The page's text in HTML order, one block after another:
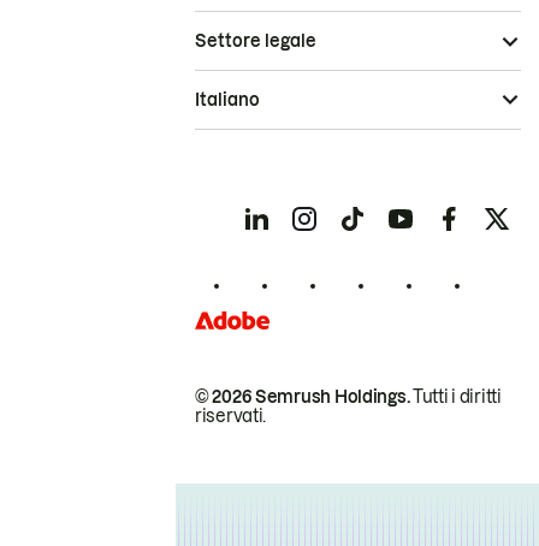
© 2026 Semrush Holdings.Tutti i diritti
riservati.
Settore legale
Italiano